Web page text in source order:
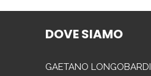
DOVE SIAMO
GAETANO LONGOBARDI